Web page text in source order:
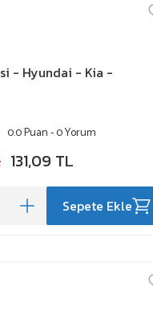
- Hyundai - Kia -
0.0 Puan - 0 Yorum
131,09 TL
Sepete Ekle